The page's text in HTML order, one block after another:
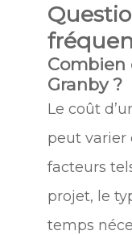
Combien
Granby ?
Le coût
peut varier
facteurs
projet, le
temps